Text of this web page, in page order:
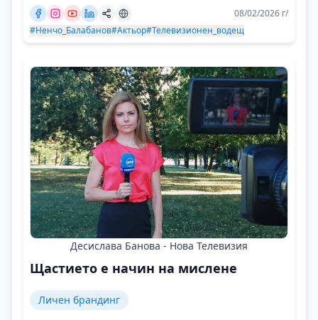
08/02/2026 г/
#Ненчо_Балабанов#Актьор#Телевизионен_водещ
Десислава Банова - Нова Телевизия
Щастието е начин на мислене
Личен брандинг